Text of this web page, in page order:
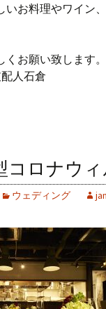
いお料理やワイン
お願い致します。
人石倉
コロナウ
ウェディング